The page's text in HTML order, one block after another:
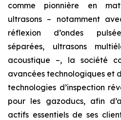
comme pionnière en
ultrasons – notamment
réflexion d’ondes
séparées, ultrasons
acoustique –, la société
avancées technologiques et
technologies d’inspection
pour les gazoducs, afin
actifs essentiels de ses